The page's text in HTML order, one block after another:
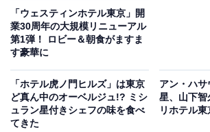
105平方メートルの「タワービュースイート」
「ウェスティンホテル東京」開
業30周年の大規模リニューアル
第1弾！ ロビー＆朝食がますま
す豪華に
「ホテル虎ノ門ヒルズ」は東京
ど真ん中のオーベルジュ!? ミシ
ュラン星付きシェフの味を食べ
てきた
アン・ハ
星、山下智
リホテル